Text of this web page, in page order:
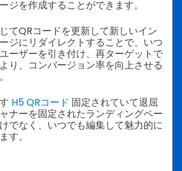
ジを作成することができます。
てQRコードを更新して新しいイン
ジにリダイレクトすることで、いつ
ーザーを引き付け、再ターゲットで
り、コンバージョン率を向上させる
H5 QRコード 固定されていて退屈
ナーを固定されたランディングペー
でなく、いつでも編集して魅力的に
す。